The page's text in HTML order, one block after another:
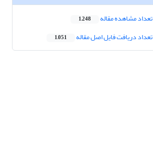
تعداد مشاهده مقاله 1,248
تعداد دریافت فایل اصل مقاله 1,051